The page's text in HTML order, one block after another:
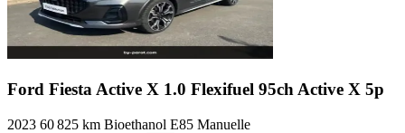
Ford Fiesta Active X 1.0 Flexifuel 95ch Active X 5p
2023 60 825 km Bioethanol E85 Manuelle